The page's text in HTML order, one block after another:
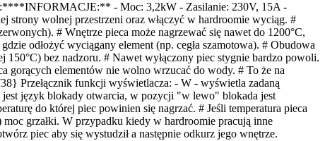
**INFORMACJE:** - Moc: 3,2kW - Zasilanie: 230V, 15A -
strony wolnej przestrzeni oraz włączyć w hardroomie wyciąg. #
# Wnętrze pieca może nagrzewać się nawet do 1200°C,
odłożyć wyciągany element (np. cegła szamotowa). # Obudowa
bez nadzoru. # Nawet wyłączony piec stygnie bardzo powoli.
gorących elementów nie wolno wrzucać do wody. # To że na
Przełącznik funkcji wyświetlacza: - W - wyświetla zadaną
język blokady otwarcia, w pozycji "w lewo" blokada jest
do której piec powinien się nagrzać. # Jeśli temperatura pieca
grzałki. W przypadku kiedy w hardroomie pracują inne
piec aby się wystudził a następnie odkurz jego wnętrze.